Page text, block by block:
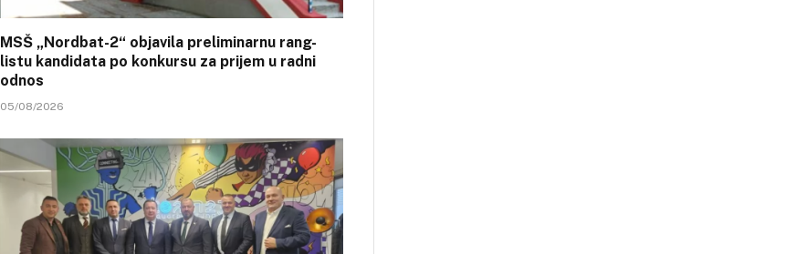
MSŠ „Nordbat-2“ objavila preliminarnu rang-
listu kandidata po konkursu za prijem u radni
odnos
05/08/2026